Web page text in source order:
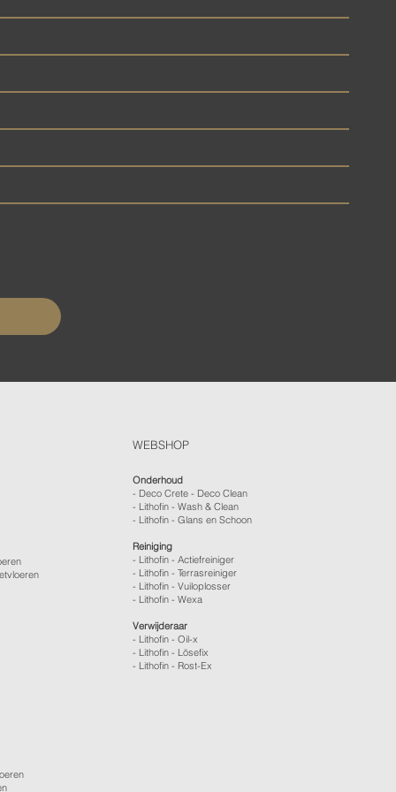
WEBSHOP
Onderhoud
- Deco Crete - Deco Clean
- Lithofin - Wash & Clean
- Lithofin - Glans en Schoon
Reiniging
- Lithofin - Actiefreiniger
- Lithofin - Terrasreiniger
- Lithofin - Vuiloplosser
- Lithofin - Wexa
Verwijderaar
- Lithofin - Oil-x
- Lithofin - Lösefix
- Lithofin - Rost-Ex